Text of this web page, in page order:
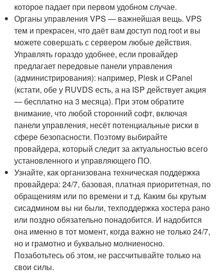
которое падает при первом удобном случае.
Органы управления VPS — важнейшая вещь. VPS
тем и прекрасен, что даёт вам доступ под root и вы
можете совершать с сервером любые действия.
Управлять гораздо удобнее, если провайдер
предлагает передовые панели управления
(администрирования): например, Plesk и CPanel
(кстати, обе у RUVDS есть, а на ISP действует акция
— бесплатно на 3 месяца). При этом обратите
внимание, что любой сторонний софт, включая
панели управления, несёт потенциальные риски в
сфере безопасности. Поэтому выбирайте
провайдера, который следит за актуальностью всего
установленного и управляющего ПО.
Узнайте, как организована техническая поддержка
провайдера: 24/7, базовая, платная приоритетная, по
обращениям или по времени и т.д. Каким бы крутым
сисадмином вы ни были, техподдержка хостера рано
или поздно обязательно понадобится. И надобится
она именно в тот момент, когда важно не только 24/7,
но и грамотно и буквально молниеносно.
Позаботьтесь об этом, не рассчитывайте только на
свои силы.